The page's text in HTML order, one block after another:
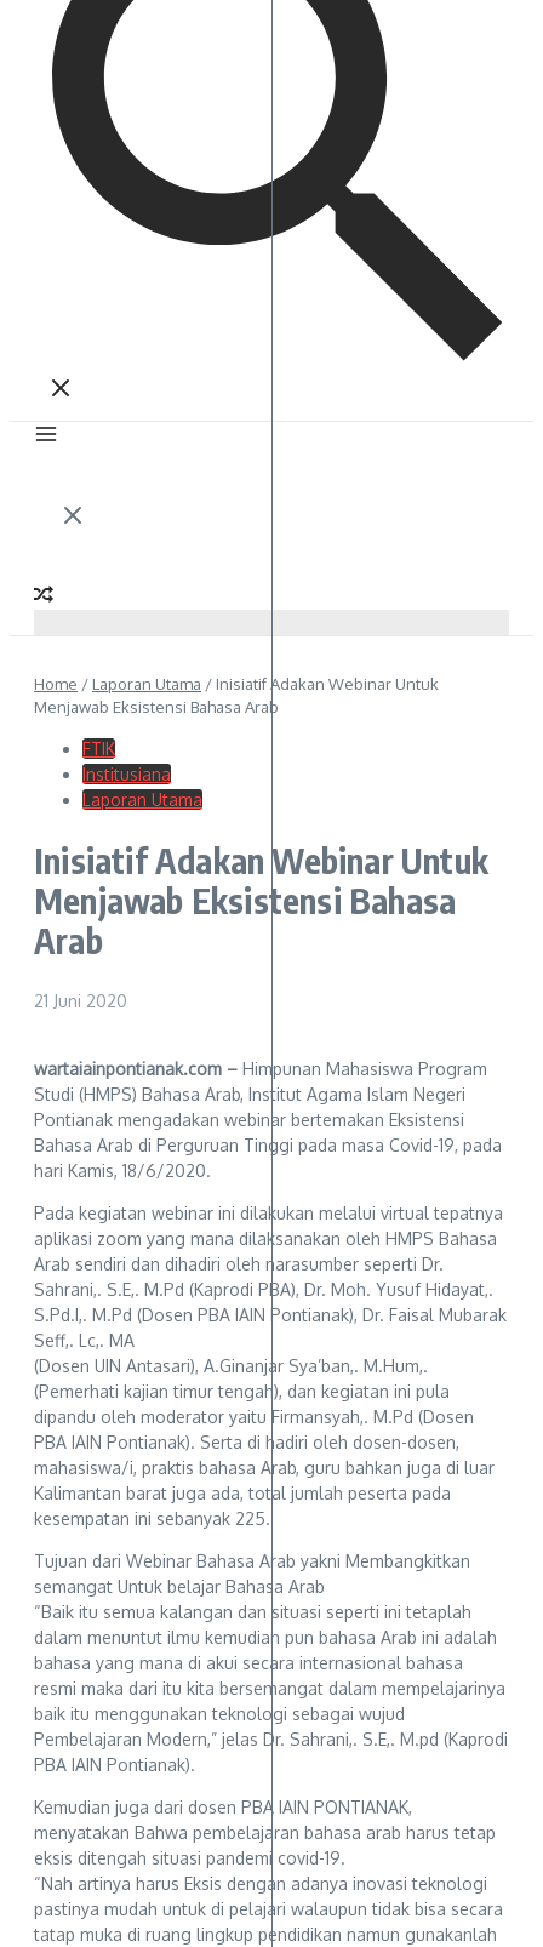
Home / Laporan Utama / Inisiatif Adakan Webinar Untuk
Menjawab Eksistensi Bahasa Arab
FTIK
Institusiana
Laporan Utama
Inisiatif Adakan Webinar Untuk
Menjawab Eksistensi Bahasa
Arab
21 Juni 2020
wartaiainpontianak.com – Himpunan Mahasiswa Program
Studi (HMPS) Bahasa Arab, Institut Agama Islam Negeri
Pontianak mengadakan webinar bertemakan Eksistensi
Bahasa Arab di Perguruan Tinggi pada masa Covid-19, pada
hari Kamis, 18/6/2020.
Pada kegiatan webinar ini dilakukan melalui virtual tepatnya
aplikasi zoom yang mana dilaksanakan oleh HMPS Bahasa
Arab sendiri dan dihadiri oleh narasumber seperti Dr.
Sahrani,. S.E,. M.Pd (Kaprodi PBA), Dr. Moh. Yusuf Hidayat,.
S.Pd.I,. M.Pd (Dosen PBA IAIN Pontianak), Dr. Faisal Mubarak
Seff,. Lc,. MA
(Dosen UIN Antasari), A.Ginanjar Sya’ban,. M.Hum,.
(Pemerhati kajian timur tengah), dan kegiatan ini pula
dipandu oleh moderator yaitu Firmansyah,. M.Pd (Dosen
PBA IAIN Pontianak). Serta di hadiri oleh dosen-dosen,
mahasiswa/i, praktis bahasa Arab, guru bahkan juga di luar
Kalimantan barat juga ada, total jumlah peserta pada
kesempatan ini sebanyak 225.
Tujuan dari Webinar Bahasa Arab yakni Membangkitkan
semangat Untuk belajar Bahasa Arab
“Baik itu semua kalangan dan situasi seperti ini tetaplah
dalam menuntut ilmu kemudian pun bahasa Arab ini adalah
bahasa yang mana di akui secara internasional bahasa
resmi maka dari itu kita bersemangat dalam mempelajarinya
baik itu menggunakan teknologi sebagai wujud
Pembelajaran Modern,” jelas Dr. Sahrani,. S.E,. M.pd (Kaprodi
PBA IAIN Pontianak).
Kemudian juga dari dosen PBA IAIN PONTIANAK,
menyatakan Bahwa pembelajaran bahasa arab harus tetap
eksis ditengah situasi pandemi covid-19.
“Nah artinya harus Eksis dengan adanya inovasi teknologi
pastinya mudah untuk di pelajari walaupun tidak bisa secara
tatap muka di ruang lingkup pendidikan namun gunakanlah